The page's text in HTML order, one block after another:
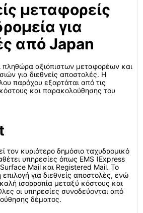
μεταφορείς
για
από Japan
πληθώρα αξιόπιστων μεταφορέων και
για διεθνείς αποστολές. Η
παρόχου εξαρτάται από τις
και παρακολούθησης του
τον κυριότερο δημόσιο ταχυδρομικό
υπηρεσίες όπως EMS (Express
Mail και Registered Mail. Το
επιλογή για διεθνείς αποστολές, ενώ
ισορροπία μεταξύ κόστους και
οι υπηρεσίες συνοδεύονται από
δέματος.